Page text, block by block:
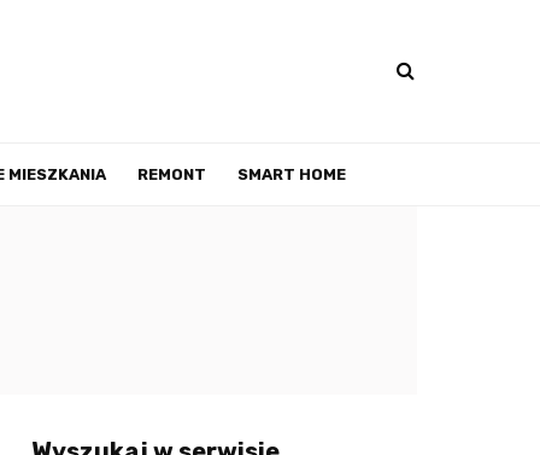
MIESZKANIA REMONT SMART HOME